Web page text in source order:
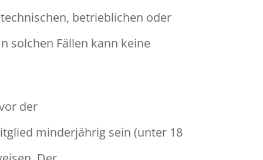
betrieblichen oder
solchen Fällen kann keine
der
minderjährig sein (unter 18